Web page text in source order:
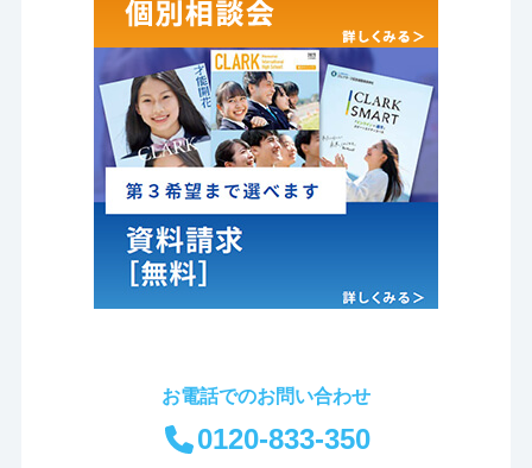
お電話でのお問い合わせ
0120-833-350